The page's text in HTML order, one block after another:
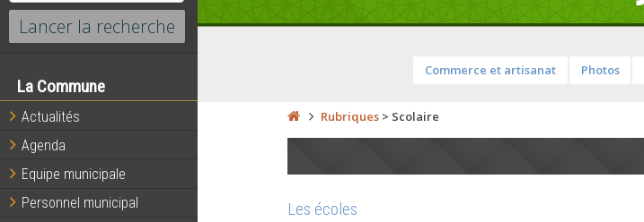
La Commune
Actualités
Agenda
Equipe municipale
Personnel municipal
Commerce et artisanat Photos
Rubriques> Scolaire
Les écoles